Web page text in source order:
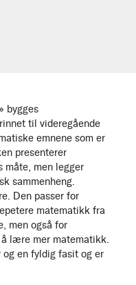
bygges
til videregående
emnene som er
presenterer
måte, men legger
sammenheng.
Den passer for
matematikk fra
men også for
å lære mer matematikk.
og en fyldig fasit og er